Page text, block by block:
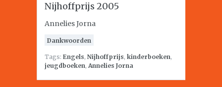
Nijhoffprijs 2005
Annelies Jorna
Dankwoorden
Tags: Engels, Nijhoffprijs, kinderboeken,
jeugdboeken, Annelies Jorna